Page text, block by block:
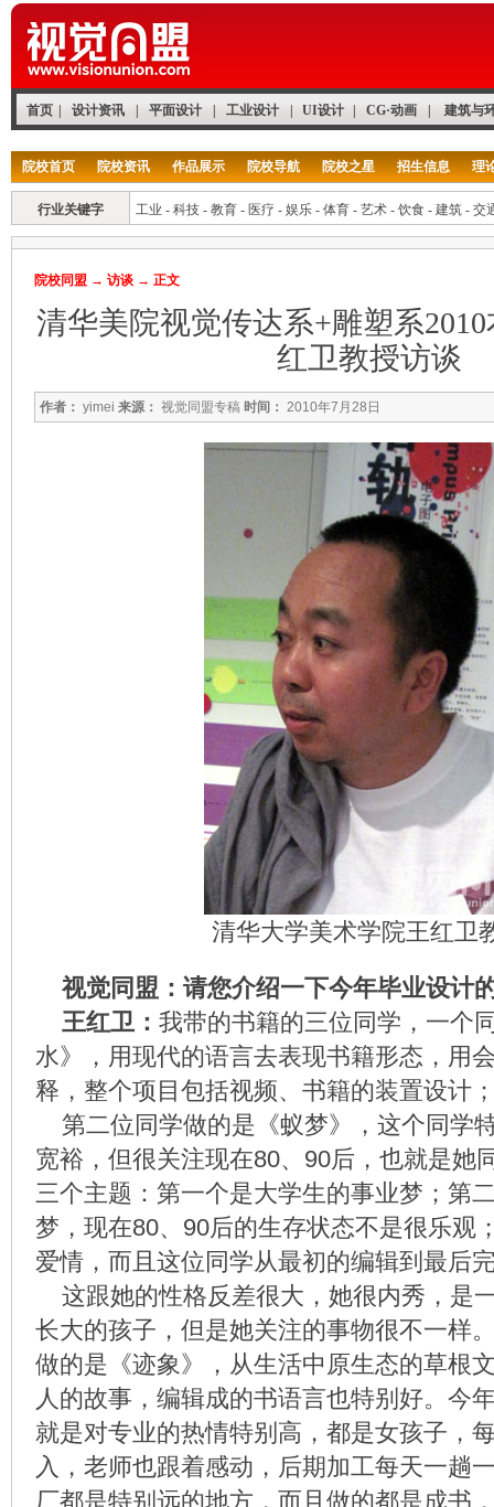
首页 设计资讯 平面设计 工业设计 UI设计 CG·动画 建筑与
院校首页 院校资讯 作品展示 院校导航 院校之星 招生信息 理
行业关键字 工业 - 科技 - 教育 - 医疗 - 娱乐 - 体育 - 艺术 - 饮食 - 建筑 - 交
院校同盟 → 访谈 → 正文
清华美院视觉传达系+雕塑系
红卫教授访谈
作者： yimei 来源： 视觉同盟专稿 时间： 2010年7月28日
清华大学美术学院王红卫
视觉同盟：请您介绍一下今年毕业设计
王红卫： 我带的书籍的三位同学，一个
水》，用现代的语言去表现书籍形态，用
释，整个项目包括视频、书籍的装置设计
第二位同学做的是《蚁梦》，这个同学
宽裕，但很关注现在80、90后，也就是她
三个主题：第一个是大学生的事业梦；第
梦，现在80、90后的生存状态不是很乐观
爱情，而且这位同学从最初的编辑到最
这跟她的性格反差很大，她很内秀，是
长大的孩子，但是她关注的事物很不一样
做的是《迹象》，从生活中原生态的草根
人的故事，编辑成的书语言也特别好。今
就是对专业的热情特别高，都是女孩子，
入，老师也跟着感动，后期加工每天一趟
厂都是特别远的地方，而且做的都是成书